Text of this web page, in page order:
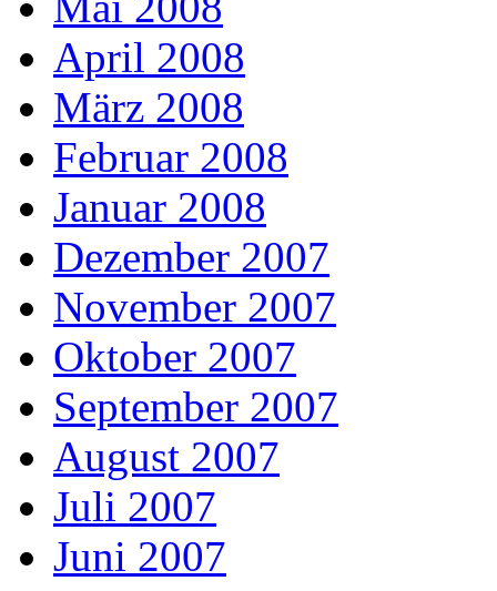
April 2008
März 2008
Februar 2008
Januar 2008
Dezember 2007
November 2007
Oktober 2007
September 2007
August 2007
Juli 2007
Juni 2007